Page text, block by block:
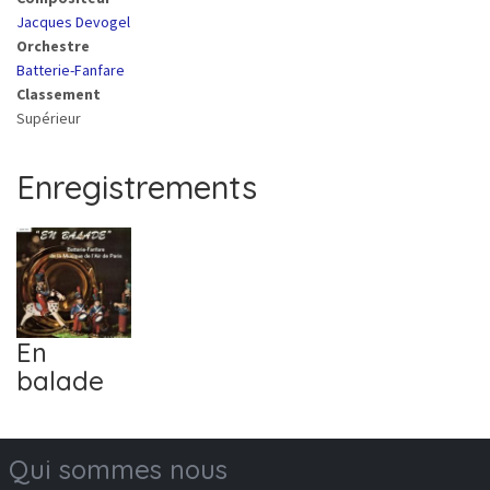
Jacques Devogel
Orchestre
Batterie-Fanfare
Classement
Supérieur
Enregistrements
En
balade
Qui sommes nous